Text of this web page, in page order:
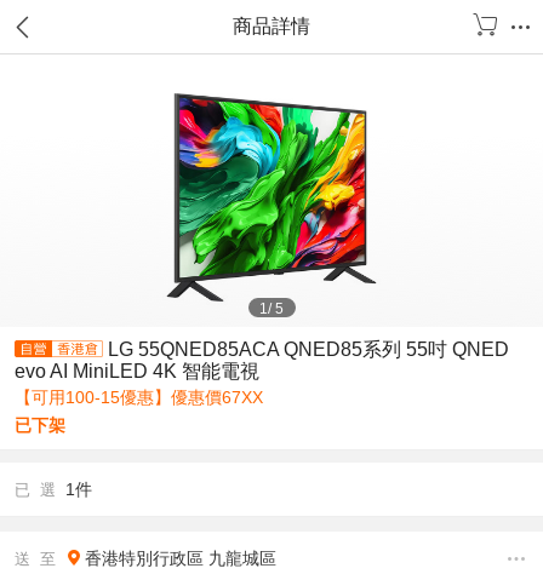
商品詳情
1/5
LG 55QNED85ACA QNED85系列 55吋 QNED
evo AI MiniLED 4K 智能電視
【可用100-15優惠】優惠價67XX
已下架
已 選 1件
送 至 香港特別行政區 九龍城區